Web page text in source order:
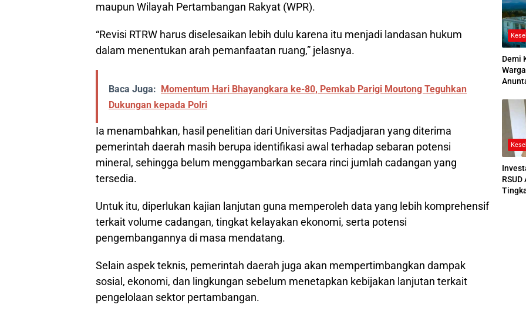
maupun Wilayah Pertambangan Rakyat (WPR).
“Revisi RTRW harus diselesaikan lebih dulu karena itu menjadi landasan hukum
dalam menentukan arah pemanfaatan ruang,” jelasnya.
Baca Juga: Momentum Hari Bhayangkara ke-80, Pemkab Parigi Moutong Teguhkan
Dukungan kepada Polri
Ia menambahkan, hasil penelitian dari Universitas Padjadjaran yang diterima
pemerintah daerah masih berupa identifikasi awal terhadap sebaran potensi
mineral, sehingga belum menggambarkan secara rinci jumlah cadangan yang
tersedia.
Untuk itu, diperlukan kajian lanjutan guna memperoleh data yang lebih komprehensif
terkait volume cadangan, tingkat kelayakan ekonomi, serta potensi
pengembangannya di masa mendatang.
Selain aspek teknis, pemerintah daerah juga akan mempertimbangkan dampak
sosial, ekonomi, dan lingkungan sebelum menetapkan kebijakan lanjutan terkait
pengelolaan sektor pertambangan.
Demi